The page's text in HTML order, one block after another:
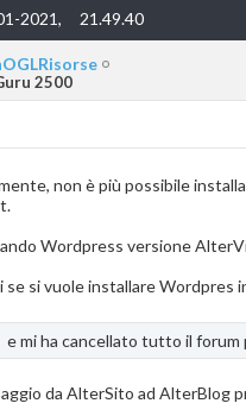
2021, 21.49.40
2500
non è più possibile
Wordpress versione
se si vuole installare Wordpres
e mi ha cancellato tutto il
da AlterSito ad AlterBlog